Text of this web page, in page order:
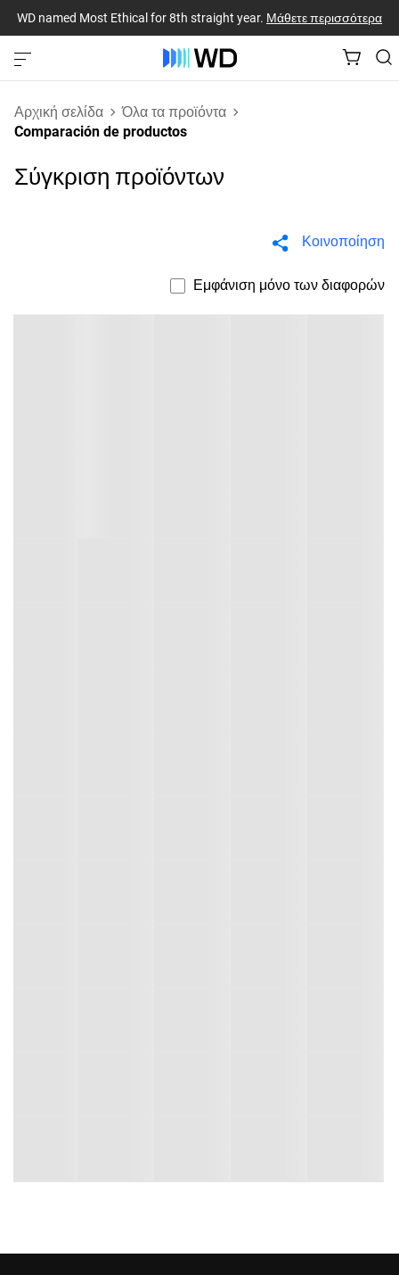
WD named Most Ethical for 8th straight year. Μάθετε περισσότερα
Αρχική σελίδα
Όλα τα προϊόντα
Comparación de productos
Σύγκριση προϊόντων
Κοινοποίηση
Εμφάνιση μόνο των διαφορών